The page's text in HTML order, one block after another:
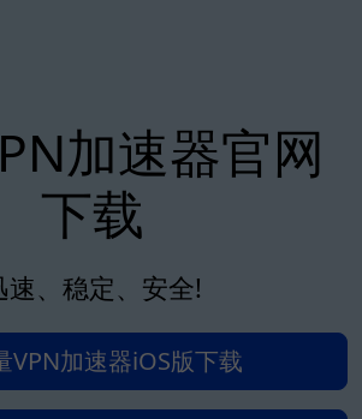
加速器官网
下载
速、稳定、安全!
VPN加速器iOS版下载